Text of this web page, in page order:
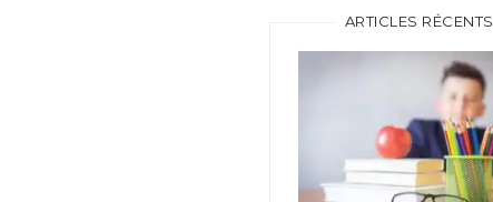
ARTICLES RÉCENTS